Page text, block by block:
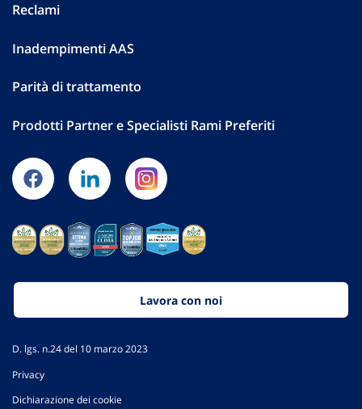
Reclami
Inadempimenti AAS
Parità di trattamento
Prodotti Partner e Specialisti Rami Preferiti
Lavora con noi
D. lgs. n.24 del 10 marzo 2023
Privacy
Dichiarazione dei cookie